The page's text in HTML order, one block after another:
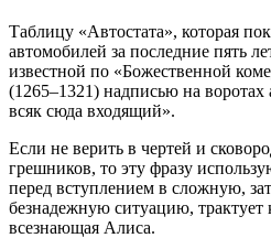
Таблицу «Автостата», которая
автомобилей за последние пять
известной по «Божественной
(1265–1321) надписью на
всяк сюда входящий».
Если не верить в чертей и
грешников, то эту фразу
перед вступлением в сложную,
безнадежную ситуацию,
всезнающая Алиса.